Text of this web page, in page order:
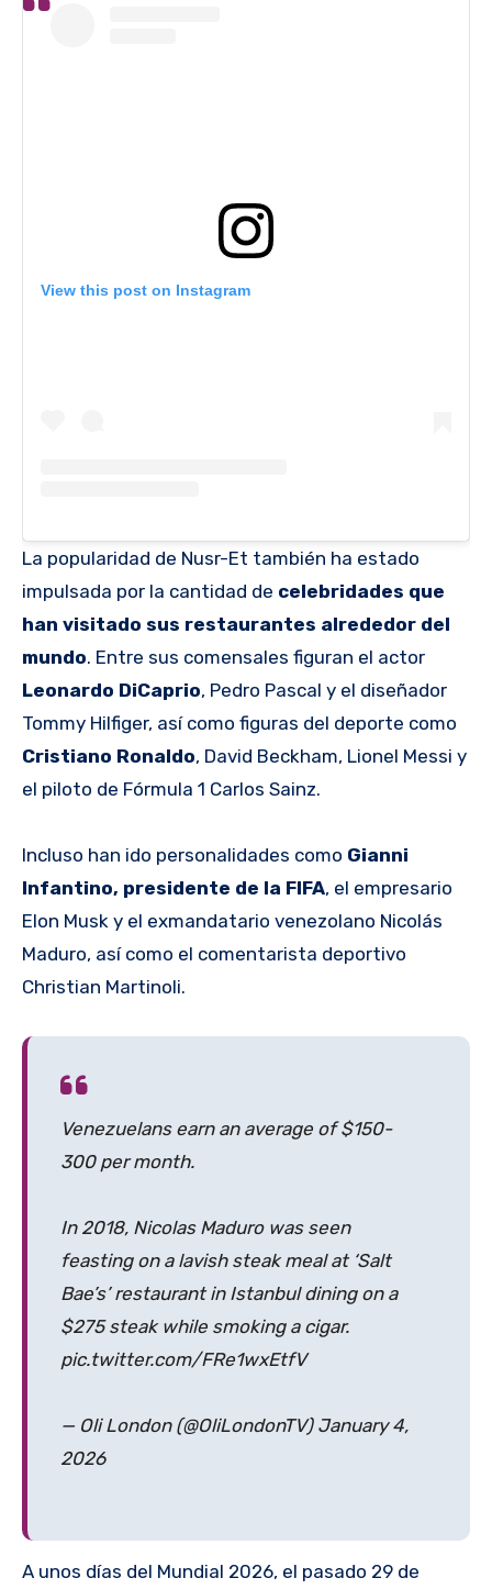
View this post on Instagram
La popularidad de Nusr-Et también ha estado
impulsada por la cantidad de celebridades que
han visitado sus restaurantes alrededor del
mundo. Entre sus comensales figuran el actor
Leonardo DiCaprio, Pedro Pascal y el diseñador
Tommy Hilfiger, así como figuras del deporte como
Cristiano Ronaldo, David Beckham, Lionel Messi y
el piloto de Fórmula 1 Carlos Sainz.
Incluso han ido personalidades como Gianni
Infantino, presidente de la FIFA, el empresario
Elon Musk y el exmandatario venezolano Nicolás
Maduro, así como el comentarista deportivo
Christian Martinoli.
Venezuelans earn an average of $150-
300 per month.
In 2018, Nicolas Maduro was seen
feasting on a lavish steak meal at ‘Salt
Bae’s’ restaurant in Istanbul dining on a
$275 steak while smoking a cigar.
pic.twitter.com/FRe1wxEtfV
— Oli London (@OliLondonTV) January 4,
2026
A unos días del Mundial 2026, el pasado 29 de